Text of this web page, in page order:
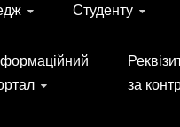
Студенту
за